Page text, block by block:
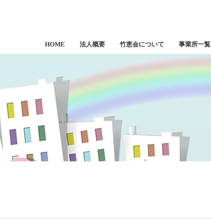
HOME 法人概要 竹恵会について 事業所一覧